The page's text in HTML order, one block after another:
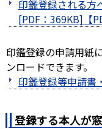
印鑑登録される方
[PDF：369KB]
印鑑登録の申請用紙
ンロードできます。
印鑑登録等申請書
登録する本人が